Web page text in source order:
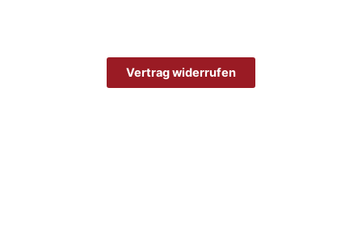
Vertrag widerrufen